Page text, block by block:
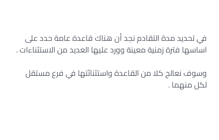
في تحديد مدة التقادم نجد أن هناك قاعدة عامة حدد على
اساسها فترة زمنية معينة وورد عليها العديد من الاستثناءات .
وسوف نعالج كلا من القاعدة واستثنائتها في فرع مستقل
لكل منهما .